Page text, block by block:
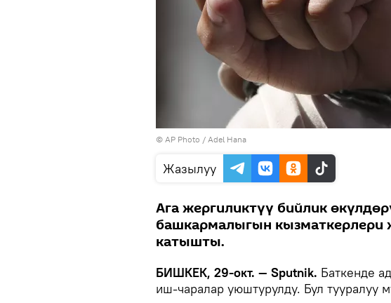
© AP Photo / Adel Hana
Жазылуу
Ага жергиликтүү бийлик
башкармалыгын кызматкерлери
катышты.
БИШКЕК, 29-окт. — Sputnik. Баткенде
иш-чаралар уюштурулду. Бул тууралуу